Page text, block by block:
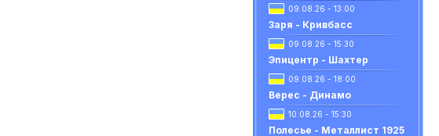
09.08.26 - 13:00
Заря - Кривбасс
09.08.26 - 15:30
Эпицентр - Шахтер
09.08.26 - 18:00
Верес - Динамо
10.08.26 - 15:30
Полесье - Металлист 1925